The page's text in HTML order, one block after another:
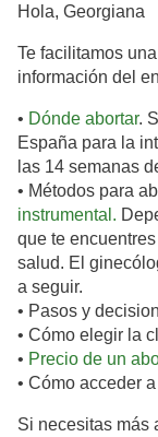
Hola, Georgiana
Te facilitamos una
información del
• Dónde abortar.
España para la
las 14 semanas
• Métodos para
instrumental.
que te
salud. El
a seguir.
• Pasos y
• Cómo elegir la
• Precio de un
• Cómo acceder
Si necesitas más